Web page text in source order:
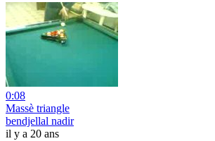
0:08
Massè triangle
bendjellal nadir
il y a 20 ans